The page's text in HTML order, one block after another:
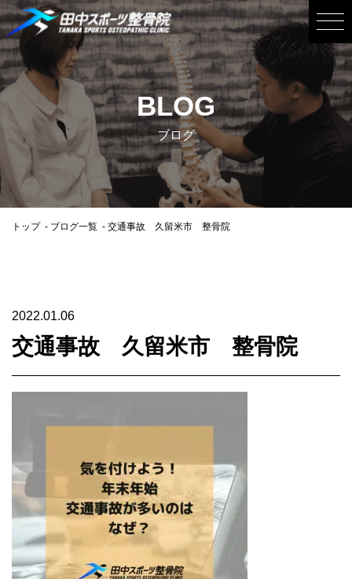
BLOG
ブログ
トップ ブログ一覧 交通事故 久留米市 整骨院
2022.01.06
交通事故 久留米市 整骨院